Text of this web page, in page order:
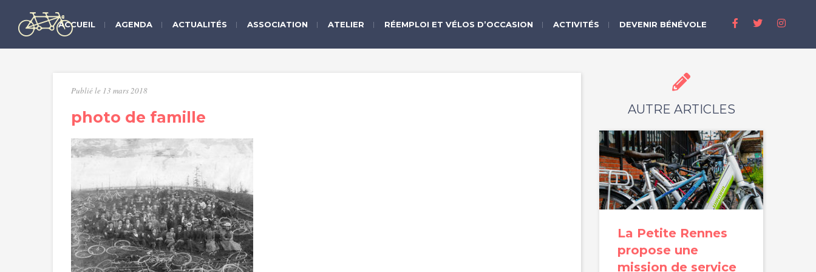
ACCUEIL AGENDA ACTUALITÉS ASSOCIATION ATELIER RÉEMPLOI ET VÉLOS D’OCCASION ACTIVITÉS DEVENIR BÉNÉVOLE
Publié le 13 mars 2018
photo de famille AUTRE ARTICLES
La Petite Rennes
propose une
mission de service